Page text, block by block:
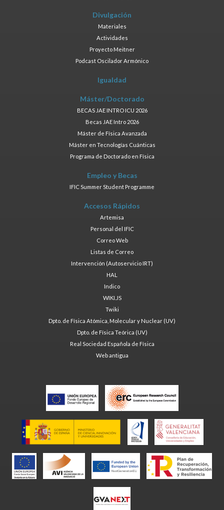
Divulgación
Materiales
Actividades
Proyecto Meitner
Podcast Oscilador Armónico
Igualdad
Máster/Doctorado
BECAS JAE INTRO ICU 2026
Becas JAE Intro 2026
Máster de Física Avanzada
Máster en Tecnologías Cuánticas
Programa de Doctorado en Física
Empleo y Becas
IFIC Summer Student Programme
Accesos Rápidos
Artemisa
Personal del IFIC
Correo Web
Listas de Correo
Intervención (Autoservicio IRT)
HAL
Indico
WIKI.JS
Twiki
Dpto. de Física Atómica, Molecular y Nuclear (UV)
Dpto. de Física Teórica (UV)
Real Sociedad Española de Física
Web antigua